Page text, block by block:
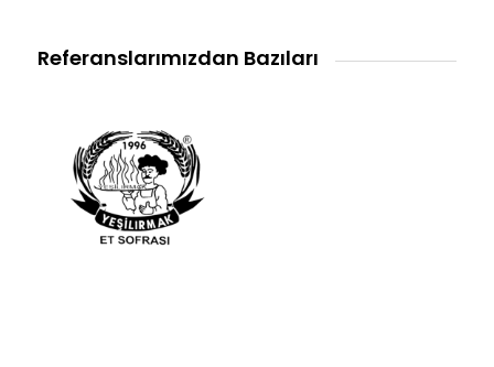
Referanslarımızdan Bazıları